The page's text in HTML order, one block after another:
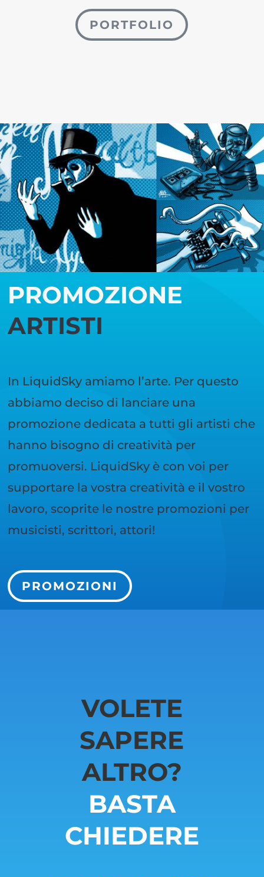
PORTFOLIO
PROMOZIONE
ARTISTI
In LiquidSky amiamo l’arte. Per questo
abbiamo deciso di lanciare una
promozione dedicata a tutti gli artisti che
hanno bisogno di creatività per
promuoversi. LiquidSky è con voi per
supportare la vostra creatività e il vostro
lavoro, scoprite le nostre promozioni per
musicisti, scrittori, attori!
PROMOZIONI
VOLETE
SAPERE
ALTRO?
BASTA
CHIEDERE